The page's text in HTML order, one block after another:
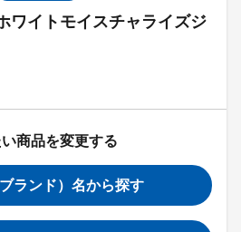
イトモイスチャライズジ
商品を変更する
ランド）名から探す